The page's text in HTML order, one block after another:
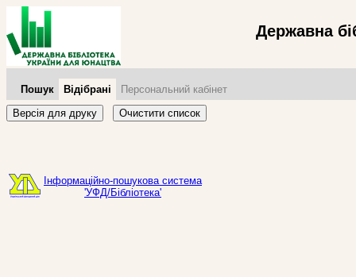
Державна
Пошук Відібрані
Персональний кабінет
Версія для друку
Очистити список
Інформаційно-пошукова система
'УФД/Бібліотека'